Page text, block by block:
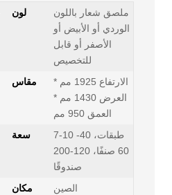
لون
ملصق شعار باللون
الوردي أو الأبيض أو
الأصفر أو قابل
للتخصيص
مقاس
الارتفاع 1925 مم *
العرض 1430 مم *
العمق 950 مم
سعة
7-10 طبقات، 40-
60 صنفًا، 120-200
صندوقًا
مكان
الصين